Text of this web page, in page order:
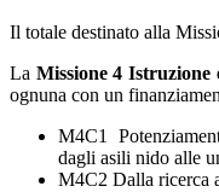
Il totale destinato alla
La Missione 4 Istruzione
ognuna con un
M4C1
dagli asili nido alle
M4C2 Dalla ricerca